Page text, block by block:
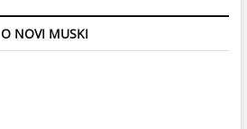
O NOVI MUSKI